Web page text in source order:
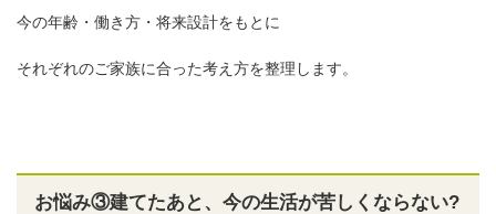
今の年齢・働き方・将来設計をもとに
それぞれのご家族に合った考え方を整理します。
お悩み③建てたあと、今の生活が苦しくならない?